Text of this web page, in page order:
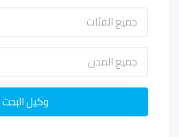
جميع الفئات
جميع المدن
وكيل البحث